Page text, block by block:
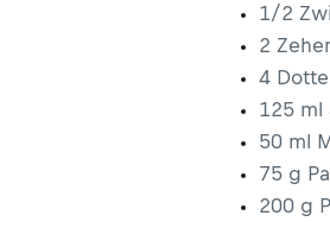
1/2
2
4
125 ml
50 ml
75 g
200 g